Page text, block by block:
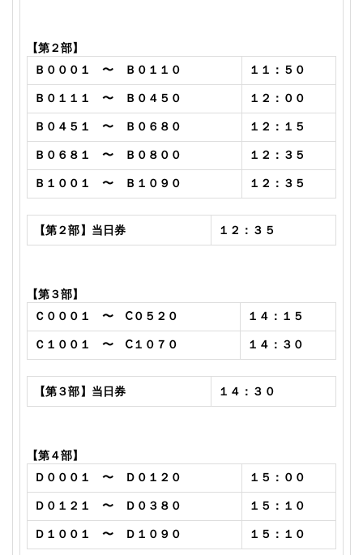
【第２部】
Ｂ０００１ 〜 Ｂ０１１０
１１：５０
Ｂ０１１１ 〜 Ｂ０４５０ １２：００
Ｂ０４５１ 〜 Ｂ０６８０ １２：１５
Ｂ０６８１ 〜 Ｂ０８００ １２：３５
Ｂ１００１ 〜 Ｂ１０９０ １２：３５
【第２部】当日券 １２：３５
【第３部】
Ｃ０００１ 〜 C０５２０ １４：１５
Ｃ１００１ 〜 C１０７０ １４：３０
【第３部】当日券 １４：３０
【第４部】
Ｄ０００１ 〜 Ｄ０１２０
１５：００
Ｄ０１２１ 〜 Ｄ０３８０ １５：１０
Ｄ１００１ 〜 Ｄ１０９０ １５：１０